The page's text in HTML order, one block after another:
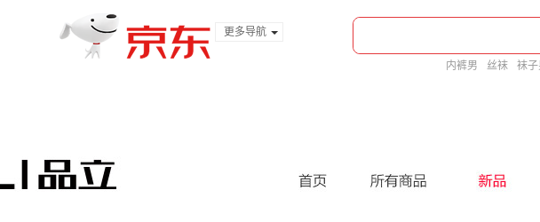
更多导航
内裤男 丝袜 袜子